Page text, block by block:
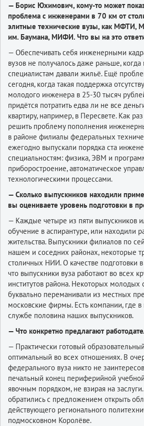
— Борис Юхимович, кому-то может
проблема с инженерами в 70 км от
элитные технические вузы, как МФТИ,
им. Баумана, МИФИ. Что вы на это
— Обеспечивать себя инженерными
вузов не получалось даже раньше,
специалистам давали жильё. Ещё
сегодня, когда такая поддержка
молодого инженера в 25-30 тысяч
придётся потратить едва ли не все
квартиру, например, в Пересвете. Как
решить проблему пополнения
в районе филиалы федеральных
ежегодно выпускали порядка ста
специальностям: физика, ЭВМ и
приборостроение, автоматическое
технологическими процессами.
— Сколько выпускников находили
вы оцениваете уровень подготовки в
— Каждые четыре из пяти выпускников
обучение в аспирантуре, или находили
жительства. Выпускники филиалов по
нашем и соседних районах, некоторые
столичных НИИ. О качестве подготовки
что выпускники вуза работают во всех
институтов района. Некоторых молодых
буквально переманивали из местных
московские фирмы. Есть компании, где в
службе половина наших выпускников.
— Что конкретно предлагают
— Практически готовый
оптимальный во всех отношениях. В
федерального вуза никто не
печальный конец периферийной
явочным порядком, не взирая на
обратились с предложением открыть
действующего регионального
подмосковном Королёве.